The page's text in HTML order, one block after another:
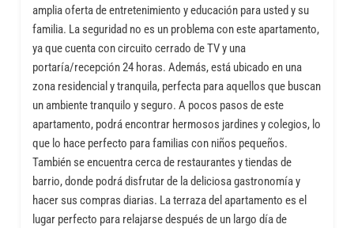
amplia oferta de entretenimiento y educación para usted y su
familia. La seguridad no es un problema con este apartamento,
ya que cuenta con circuito cerrado de TV y una
portaría/recepción 24 horas. Además, está ubicado en una
zona residencial y tranquila, perfecta para aquellos que buscan
un ambiente tranquilo y seguro. A pocos pasos de este
apartamento, podrá encontrar hermosos jardines y colegios, lo
que lo hace perfecto para familias con niños pequeños.
También se encuentra cerca de restaurantes y tiendas de
barrio, donde podrá disfrutar de la deliciosa gastronomía y
hacer sus compras diarias. La terraza del apartamento es el
lugar perfecto para relajarse después de un largo día de